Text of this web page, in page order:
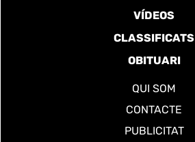
VÍDEOS
CLASSIFICATS
OBITUARI
QUI SOM
CONTACTE
PUBLICITAT